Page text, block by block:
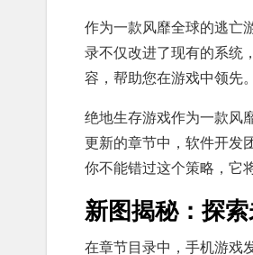
作为一款风靡全球的逃亡
录不仅改进了现有的系统
容，帮助您在游戏中领先。
绝地生存游戏作为一款风
更新的章节中，软件开发
你不能错过这个策略，它
新图揭秘：探
在章节目录中，手机游戏